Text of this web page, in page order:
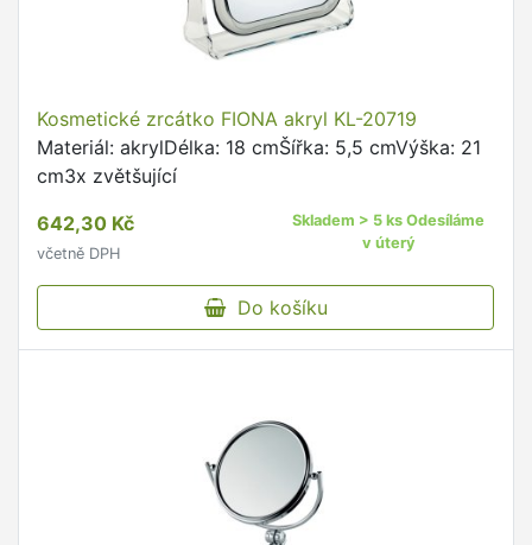
Kosmetické zrcátko FIONA akryl KL-20719
Materiál: akrylDélka: 18 cmŠířka: 5,5 cmVýška: 21
cm3x zvětšující
642,30 Kč
včetně DPH
Skladem > 5 ks Odesíláme
v úterý
Do košíku